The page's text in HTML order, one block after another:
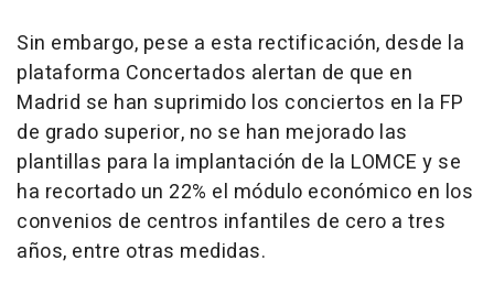
Sin embargo, pese a esta rectificación, desde la
plataforma Concertados alertan de que en
Madrid se han suprimido los conciertos en la FP
de grado superior, no se han mejorado las
plantillas para la implantación de la LOMCE y se
ha recortado un 22% el módulo económico en los
convenios de centros infantiles de cero a tres
años, entre otras medidas.